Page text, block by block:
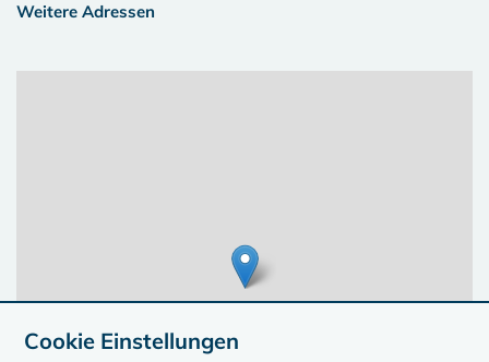
Weitere Adressen
Cookie Einstellungen